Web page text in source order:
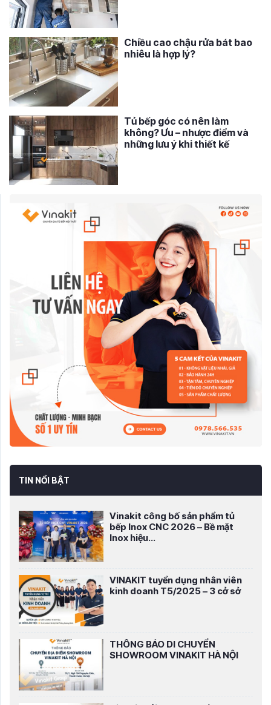
Chiều cao chậu rửa bát bao
nhiêu là hợp lý?
Tủ bếp góc có nên làm
không? Ưu – nhược điểm và
những lưu ý khi thiết kế
TIN NỔI BẬT
Vinakit công bố sản phẩm tủ
bếp Inox CNC 2026 – Bề mặt
Inox hiệu...
VINAKIT tuyển dụng nhân viên
kinh doanh T5/2025 – 3 cở sở
THÔNG BÁO DI CHUYỂN
SHOWROOM VINAKIT HÀ NỘI